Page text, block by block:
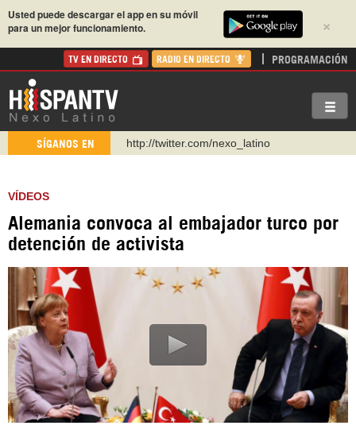
×
Usted puede descargar el app en su móvil
para un mejor funcionamiento.
TV EN DIRECTO RADIO EN DIRECTO PROGRAMACIÓN
SÍGANOS EN
http://twitter.com/nexo_latino
WhatsApp y Viber: +98 921 79 29 404
Instagram como: hispan_tv
https://www.youtube.com/@nexo_latino
VÍDEOS
Alemania convoca al embajador turco por
detención de activista